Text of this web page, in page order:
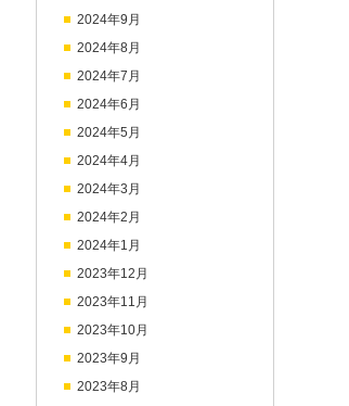
2024年9月
2024年8月
2024年7月
2024年6月
2024年5月
2024年4月
2024年3月
2024年2月
2024年1月
2023年12月
2023年11月
2023年10月
2023年9月
2023年8月